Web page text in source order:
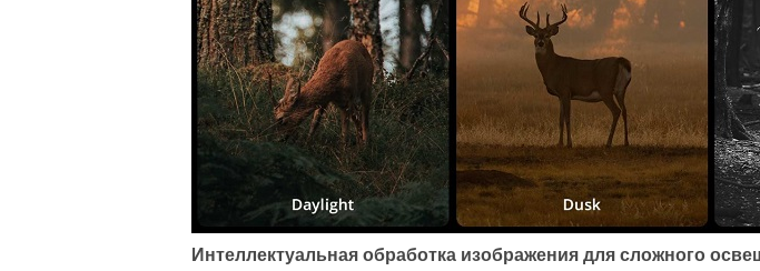
Интеллектуальная обработка изображения для сложного